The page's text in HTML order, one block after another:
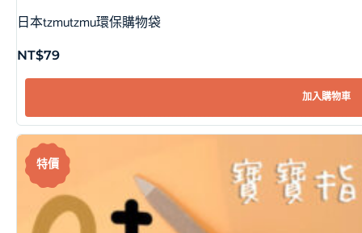
日本tzmutzmu環保購物袋
NT$79
加入購物車
特價